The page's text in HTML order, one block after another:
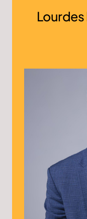
Lourdes